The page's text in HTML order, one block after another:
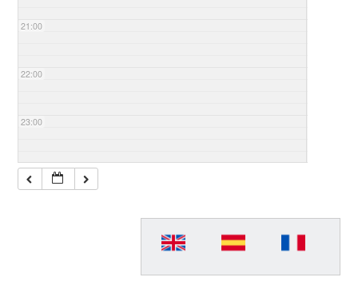
21:00
22:00
23:00